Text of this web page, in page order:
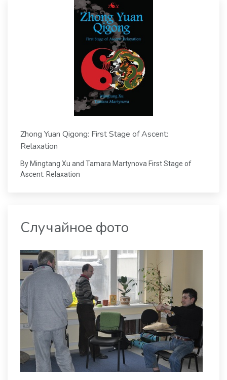
Zhong Yuan Qigong: First Stage of Ascent:
Relaxation
By Mingtang Xu and Tamara Martynova First Stage of
Ascent: Relaxation
Случайное фото